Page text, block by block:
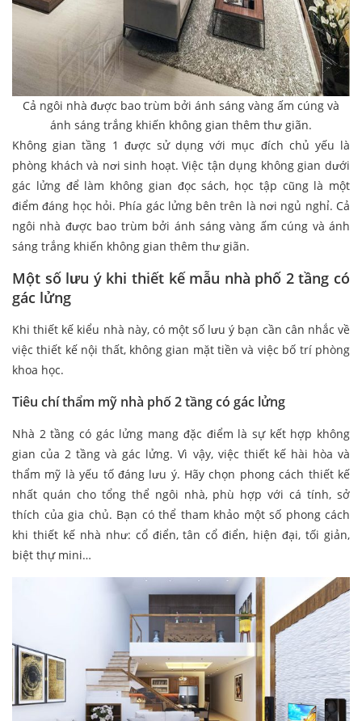
Cả ngôi nhà được bao trùm bởi ánh sáng vàng ấm cúng và
ánh sáng trắng khiến không gian thêm thư giãn.
Không gian tầng 1 được sử dụng với mục đích chủ yếu là
phòng khách và nơi sinh hoạt. Việc tận dụng không gian dưới
gác lửng để làm không gian đọc sách, học tập cũng là một
điểm đáng học hỏi. Phía gác lửng bên trên là nơi ngủ nghỉ. Cả
ngôi nhà được bao trùm bởi ánh sáng vàng ấm cúng và ánh
sáng trắng khiến không gian thêm thư giãn.
Một số lưu ý khi thiết kế mẫu nhà phố 2 tầng có
gác lửng
Khi thiết kế kiểu nhà này, có một số lưu ý bạn cần cân nhắc về
việc thiết kế nội thất, không gian mặt tiền và việc bố trí phòng
khoa học.
Tiêu chí thẩm mỹ nhà phố 2 tầng có gác lửng
Nhà 2 tầng có gác lửng mang đặc điểm là sự kết hợp không
gian của 2 tầng và gác lửng. Vì vậy, việc thiết kế hài hòa và
thẩm mỹ là yếu tố đáng lưu ý. Hãy chọn phong cách thiết kế
nhất quán cho tổng thể ngôi nhà, phù hợp với cá tính, sở
thích của gia chủ. Bạn có thể tham khảo một số phong cách
khi thiết kế nhà như: cổ điển, tân cổ điển, hiện đại, tối giản,
biệt thự mini…